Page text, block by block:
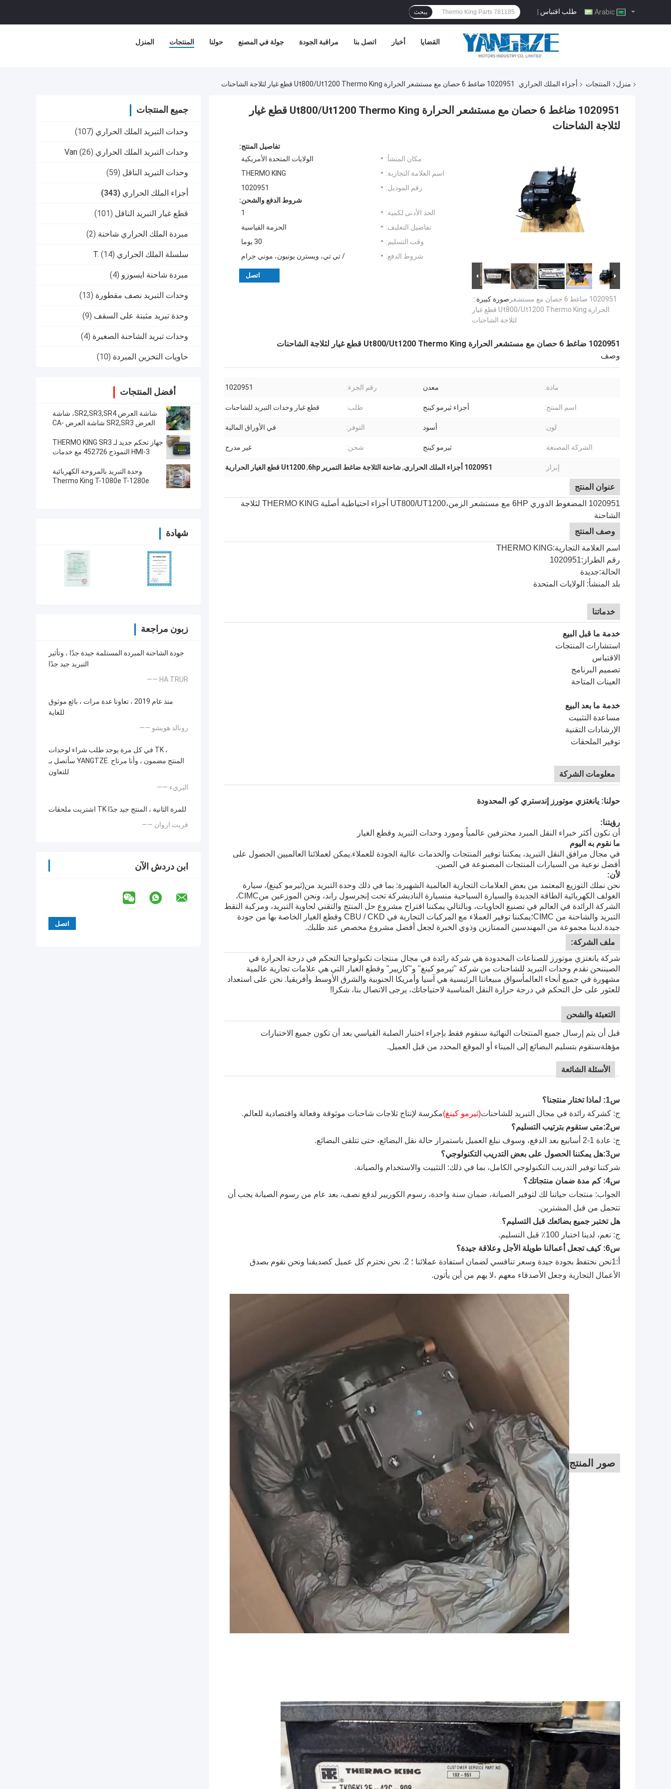
طلب اقتباس | يبحث
المنزل المنتجات حولنا جولة في المصنع مراقبة الجودة اتصل بنا أخبار القضايا
منزل المنتجات أجزاء الملك الحراري 1020951 ضاغط 6 حصان مع مستشعر الحرارة Ut800/Ut1200 Thermo King قطع غيار لثلاجة الشاحنات
جميع المنتجات
وحدات التبريد الملك الحراري (107)
وحدات التبريد الملك الحراري Van (26)
وحدات التبريد الناقل (59)
أجزاء الملك الحراري (343)
قطع غيار التبريد الناقل (101)
مبردة الملك الحراري شاحنة (2)
سلسلة الملك الحراري T. (14)
مبردة شاحنة ايسوزو (4)
وحدات التبريد نصف مقطورة (13)
وحدة تبريد مثبتة على السقف (9)
وحدات تبريد الشاحنة الصغيرة (4)
حاويات التخزين المبردة (10)
أفضل المنتجات
شاشة العرض SR2,SR3,SR4، شاشة
العرض SR2,SR3 شاشة العرض CA-
الأخضر لـ THERMO KING SB210
SB230 HMI قطع الغيار بعد البيع
جهاز تحكم جديد لـ THERMO KING SR3
HMI-3 النموذج 452726 مع خدمات
وحدة التبريد بالمروحة الكهربائية
Thermo King T-1080e T-1280e
شهادة
زبون مراجعة
جودة الشاحنة المبردة المستلمة جيدة جدًا ، وتأثير
التبريد جيد جدًا
—— HA TRUR
منذ عام 2019 ، تعاونا عدة مرات ، بائع موثوق
للغاية
—— رونالد هويشو
في كل مرة يوجد طلب شراء لوحدات TK ،
سأتصل بـ YANGTZE. المنتج مضمون ، وأنا مرتاح
للتعاون
—— البريء
اشتريت ملحقات TK للمرة الثانية ، المنتج جيد جدًا
—— فريت اروان
ابن دردش الآن
1020951 ضاغط 6 حصان مع مستشعر الحرارة Ut800/Ut1200 Thermo King قطع غيار
لثلاجة الشاحنات
صورة كبيرة : 1020951 ضاغط 6 حصان مع مستشعر
الحرارة Ut800/Ut1200 Thermo King قطع غيار
لثلاجة الشاحنات
تفاصيل المنتج:
مكان المنشأ:
الولايات المتحدة الأمريكية
اسم العلامة التجارية:
THERMO KING
رقم الموديل:
1020951
شروط الدفع والشحن:
الحد الأدنى لكمية:
1
تفاصيل التغليف:
الحزمة القياسية
وقت التسليم:
30 يوما
شروط الدفع:
/ تي تي، ويسترن يونيون، موني جرام
اتصل
1020951 ضاغط 6 حصان مع مستشعر الحرارة Ut800/Ut1200 Thermo King قطع غيار لثلاجة الشاحنات
وصف
مادة: معدن رقم الجزء: 1020951
اسم المنتج: أجزاء ثيرمو كينج طلب: قطع غيار وحدات التبريد للشاحنات
لون: أسود التوفر: في الأوراق المالية
الشركة المصنعة: ثيرمو كينج شحن: غير مدرج
إبراز: 1020951 أجزاء الملك الحراري ,شاحنة الثلاجة ضاغط التمرير 6hp ,Ut1200 قطع الغيار الحرارية
عنوان المنتج
1020951 المضغوط الدوري 6HP مع مستشعر الزمن،UT800/UT1200 أجزاء احتياطية أصلية THERMO KING لثلاجة
الشاحنة
وصف المنتج
اسم العلامة التجارية:THERMO KING
رقم الطراز:1020951
الحالة:جديدة
بلد المنشأ: الولايات المتحدة
خدماتنا
خدمة ما قبل البيع
استشارات المنتجات
الاقتباس
تصميم البرنامج
العينات المتاحة
خدمة ما بعد البيع
مساعدة التثبيت
الإرشادات التقنية
توفير الملحقات
معلومات الشركة
حولنا: يانغتزي موتورز إندستري كو، المحدودة
رؤيتنا:
أن نكون أكثر خبراء النقل المبرد محترفين عالمياً ومورد وحدات التبريد وقطع الغيار
ما نقوم به اليوم
في مجال مرافق النقل التبريد، يمكننا توفير المنتجات والخدمات عالية الجودة للعملاء.يمكن لعملائنا العالميين الحصول على
أفضل نوعية من السيارات المنتجات المصنوعة في الصين.
لأن:
نحن نملك التوزيع المعتمد من بعض العلامات التجارية العالمية الشهيرة: بما في ذلك وحدة التبريد من(ثيرمو كينغ)، سيارة
الغولف الكهربائية الطاقة الجديدة والسيارة السياحية منسيارة الناديشركة تحت إنجرسول راند، ونحن الموزعين منCIMC،
الشركة الرائدة في العالم في تصنيع الحاويات، وبالتالي يمكننا اقتراح مشروع حل المنتج والتقني لحاوية التبريد، ومركبة التقط
التبريد والشاحنة من CIMC؛يمكننا توفير العملاء مع المركبات التجارية في CBU / CKD وقطع الغيار الخاصة بها من جودة
جيدة.لدينا مجموعة من المهندسين الممتازين وذوي الخبرة لجعل أفضل مشروع مخصص عند طلبك.
ملف الشركة:
شركة يانغتزي موتورز للصناعات المحدودة هي شركة رائدة في مجال منتجات تكنولوجيا التحكم في درجة الحرارة في
الصيننحن نقدم وحدات التبريد للشاحنات من شركة "ثيرمو كينغ" و"كاريير" وقطع الغيار التي هي علامات تجارية عالمية
مشهورة في جميع أنحاء العالمأسواق مبيعاتنا الرئيسية هي آسيا وأمريكا الجنوبية والشرق الأوسط وأفريقيا. نحن على استعداد
للعثور على حل التحكم في درجة حرارة النقل المناسبة لاحتياجاتك، يرجى الاتصال بنا، شكرا!
التعبئة والشحن
قبل أن يتم إرسال جميع المنتجات النهائية سنقوم فقط بإجراء اختبار الصلبة القياسي بعد أن تكون جميع الاختبارات
مؤهلةسنقوم بتسليم البضائع إلى الميناء أو الموقع المحدد من قبل العميل.
الأسئلة الشائعة
س1: لماذا تختار منتجنا؟
ج: كشركة رائدة في مجال التبريد للشاحنات(ثيرمو كينغ)مكرسة لإنتاج ثلاجات شاحنات موثوقة وفعالة واقتصادية للعالم.
س2:متى ستقوم بترتيب التسليم؟
ج: عادة 1-2 أسابيع بعد الدفع، وسوف نبلغ العميل باستمرار حالة نقل البضائع، حتى تتلقى البضائع.
س3:هل يمكننا الحصول على بعض التدريب التكنولوجي؟
شركتنا توفير التدريب التكنولوجي الكامل، بما في ذلك: التثبيت والاستخدام والصيانة.
س4: كم مدة ضمان منتجاتك؟
الجواب: منتجات حياتنا لك لتوفير الصيانة، ضمان سنة واحدة، رسوم الكوريير لدفع نصف، بعد عام من رسوم الصيانة يجب أن
تتحمل من قبل المشترين.
هل تختبر جميع بضائعك قبل التسليم؟
ج: نعم، لدينا اختبار 100٪ قبل التسليم.
س6: كيف تجعل أعمالنا طويلة الأجل وعلاقة جيدة؟
أ:1نحن نحتفظ بجودة جيدة وسعر تنافسي لضمان استفادة عملائنا ؛ 2. نحن نحترم كل عميل كصديقنا ونحن نقوم بصدق
الأعمال التجارية وجعل الأصدقاء معهم ،لا يهم من أين يأتون.
صور المنتج